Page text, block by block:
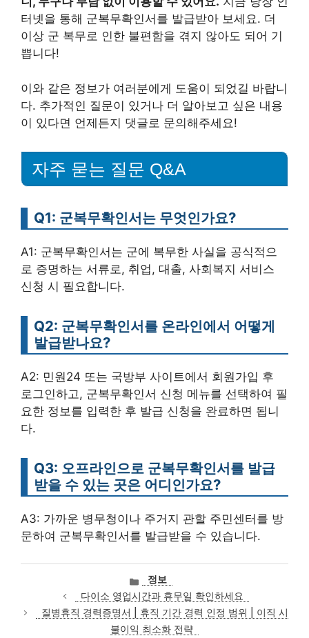
터넷을 통해 군복무확인서를 발급받아 보세요. 더
이상 군 복무로 인한 불편함을 겪지 않아도 되어 기
쁩니다!
이와 같은 정보가 여러분에게 도움이 되었길 바랍니
다. 추가적인 질문이 있거나 더 알아보고 싶은 내용
이 있다면 언제든지 댓글로 문의해주세요!
자주 묻는 질문 Q&A
Q1: 군복무확인서는 무엇인가요?
A1: 군복무확인서는 군에 복무한 사실을 공식적으
로 증명하는 서류로, 취업, 대출, 사회복지 서비스
신청 시 필요합니다.
Q2: 군복무확인서를 온라인에서 어떻게
발급받나요?
A2: 민원24 또는 국방부 사이트에서 회원가입 후
로그인하고, 군복무확인서 신청 메뉴를 선택하여 필
요한 정보를 입력한 후 발급 신청을 완료하면 됩니
다.
Q3: 오프라인으로 군복무확인서를 발급
받을 수 있는 곳은 어디인가요?
A3: 가까운 병무청이나 주거지 관할 주민센터를 방
문하여 군복무확인서를 발급받을 수 있습니다.
카
테
고
리
정보
다이소 영업시간과 휴무일 확인하세요
질병휴직 경력증명서 | 휴직 기간 경력 인정 범위 | 이직 시
불이익 최소화 전략